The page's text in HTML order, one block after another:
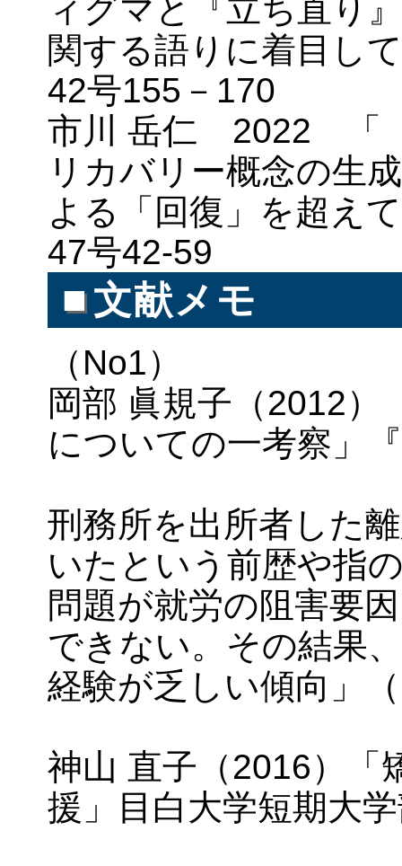
ィグマと『立ち直り
関する語りに着目し
42号155－170
市川 岳仁 2022 「
リカバリー概念の生
よる「回復」を超え
47号42-59
■文献メモ
（No1）
岡部 眞規子（2012）
についての一考察」
刑務所を出所者した
いたという前歴や指
問題が就労の阻害要
できない。その結果
経験が乏しい傾向」
神山 直子（2016）「
援」目白大学短期大